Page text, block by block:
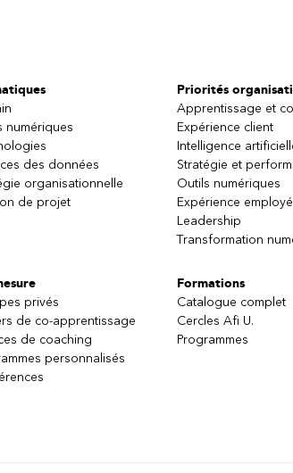
numériques
des données
organisationnelle
de projet
Priorités
Apprentissage et
Expérience client
Intelligence
Stratégie et
Outils numériques
Expérience employé
Leadership
Transformation
privés
de co-apprentissage
de coaching
personnalisés
Formations
Catalogue complet
Cercles Afi U.
Programmes